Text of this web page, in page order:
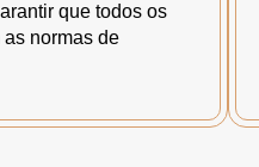
que todos os
normas de